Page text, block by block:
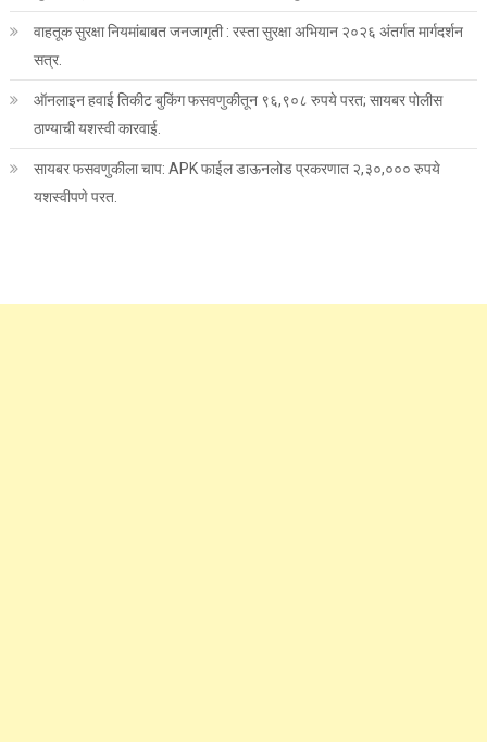
वाहतूक सुरक्षा नियमांबाबत जनजागृती : रस्ता सुरक्षा अभियान २०२६ अंतर्गत मार्गदर्शन
सत्र.
ऑनलाइन हवाई तिकीट बुकिंग फसवणुकीतून ९६,९०८ रुपये परत; सायबर पोलीस
ठाण्याची यशस्वी कारवाई.
सायबर फसवणुकीला चाप: APK फाईल डाऊनलोड प्रकरणात २,३०,००० रुपये
यशस्वीपणे परत.